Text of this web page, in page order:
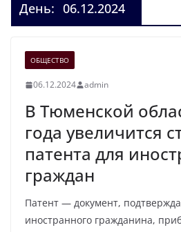
День: 06.12.2024
ОБЩЕСТВО
06.12.2024 admin
В Тюменской
года увеличится
патента для
граждан
Патент — документ,
иностранного гражданина,